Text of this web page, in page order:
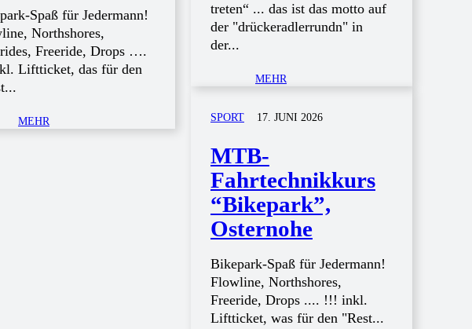
Spaß für Jedermann!
Northshores,
Freeride, Drops ….
Liftticket, das für den
MEHR
treten“ ... das ist das motto auf
der "drückeradlerrundn" in
der...
MEHR
SPORT 17. JUNI 2026
MTB-
Fahrtechnikkurs
“Bikepark”,
Osternohe
Bikepark-Spaß für Jedermann!
Flowline, Northshores,
Freeride, Drops .... !!! inkl.
Liftticket, was für den "Rest...